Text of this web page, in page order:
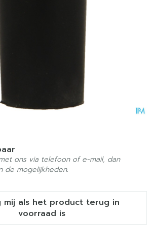
mij als het product terug in
voorraad is
ons via telefoon of e-mail, dan
de mogelijkheden.